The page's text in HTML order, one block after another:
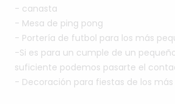
- canasta
- Mesa de ping pong
- Portería de futbol para los más
-Si es para un cumple de un
suficiente podemos pasarte el
- Decoración para fiestas de los más